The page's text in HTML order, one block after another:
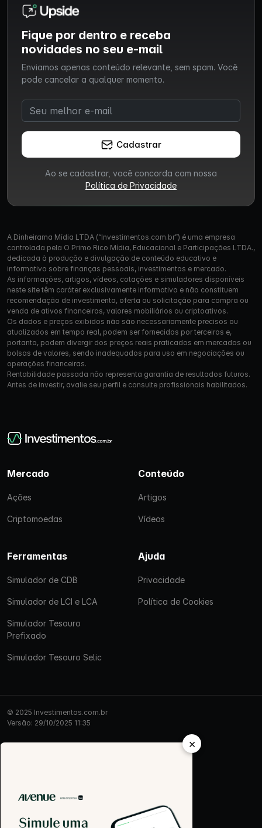
Fique por dentro e receba
novidades no seu e-mail
Enviamos apenas conteúdo relevante, sem spam. Você
pode cancelar a qualquer momento.
Cadastrar
Ao se cadastrar, você concorda com nossa
Política de Privacidade
A Dinheirama Mídia LTDA (“Investimentos.com.br”) é uma empresa
controlada pela O Primo Rico Mídia, Educacional e Participações LTDA.,
dedicada à produção e divulgação de conteúdo educativo e
informativo sobre finanças pessoais, investimentos e mercado.
As informações, artigos, vídeos, cotações e simuladores disponíveis
neste site têm caráter exclusivamente informativo e não constituem
recomendação de investimento, oferta ou solicitação para compra ou
venda de ativos financeiros, valores mobiliários ou criptoativos.
Os dados e preços exibidos não são necessariamente precisos ou
atualizados em tempo real, podem ser fornecidos por terceiros e,
portanto, podem divergir dos preços reais praticados em mercados ou
bolsas de valores, sendo inadequados para uso em negociações ou
operações financeiras.
Rentabilidade passada não representa garantia de resultados futuros.
Antes de investir, avalie seu perfil e consulte profissionais habilitados.
Mercado
Ações
Criptomoedas
Conteúdo
Artigos
Vídeos
Ferramentas
Simulador de CDB
Simulador de LCI e LCA
Simulador Tesouro
Prefixado
Simulador Tesouro Selic
Ajuda
Privacidade
Política de Cookies
© 2025 Investimentos.com.br
Versão: 29/10/2025 11:35
×